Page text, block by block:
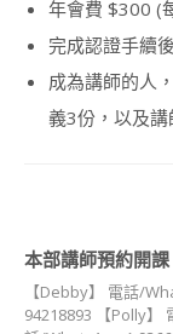
年會費 $300 (
完成認證手續
成為講師的人
義3份，以及講
本部講師預約開課
【Debby】 電話/
94218893 【Polly】